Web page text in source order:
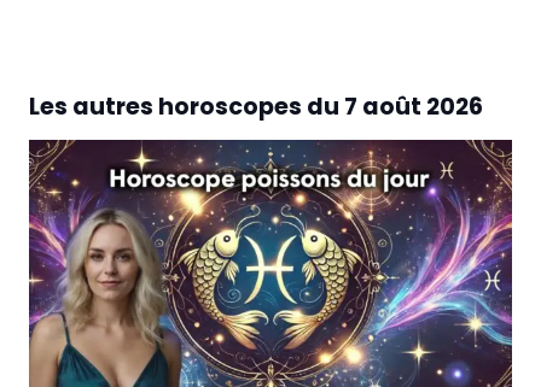
Les autres horoscopes du 7 août 2026